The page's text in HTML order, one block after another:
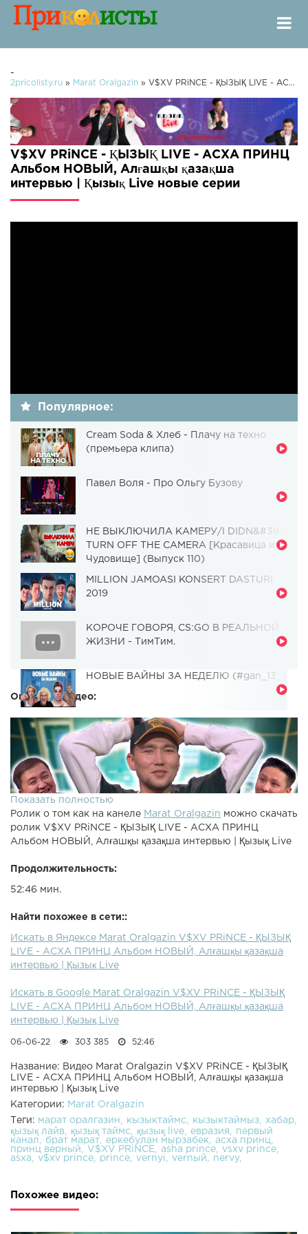
-
2pricolisty.ru » Marat Oralgazin » V$XV PRiNCE - ҚЫЗЫҚ LIVE - АСХА ПРИНЦ Альбом НОВЫЙ, Алғашқы қазақша интервью | Қызық Live
V$XV PRiNCE - ҚЫЗЫҚ LIVE - АСХА ПРИНЦ
Альбом НОВЫЙ, Алғашқы қазақша
интервью | Қызық Live новые серии
Популярное:
Cream Soda & Хлеб - Плачу на техно
(премьера клипа)
Павел Воля - Про Ольгу Бузову
НЕ ВЫКЛЮЧИЛА КАМЕРУ/I DIDN&#39;T
TURN OFF THE CAMERA [Красавица и
Чудовище] (Выпуск 110)
MILLION JAMOASI KONSERT DASTURI
2019
КОРОЧЕ ГОВОРЯ, CS:GO В РЕАЛЬНОЙ
ЖИЗНИ - ТимТим.
НОВЫЕ ВАЙНЫ ЗА НЕДЕЛЮ (#gan_13_)
Описание видео:
Показать полностью
Ролик о том как на канеле Marat Oralgazin можно скачать
ролик V$XV PRiNCE - ҚЫЗЫҚ LIVE - АСХА ПРИНЦ
Альбом НОВЫЙ, Алғашқы қазақша интервью | Қызық Live
Продолжительность:
52:46 мин.
Найти похожее в сети::
Искать в Яндексе Marat Oralgazin V$XV PRiNCE - ҚЫЗЫҚ
LIVE - АСХА ПРИНЦ Альбом НОВЫЙ, Алғашқы қазақша
интервью | Қызық Live
Искать в Google Marat Oralgazin V$XV PRiNCE - ҚЫЗЫҚ
LIVE - АСХА ПРИНЦ Альбом НОВЫЙ, Алғашқы қазақша
интервью | Қызық Live
06-06-22 303 385 52:46
Название: Видео Marat Oralgazin V$XV PRiNCE - ҚЫЗЫҚ
LIVE - АСХА ПРИНЦ Альбом НОВЫЙ, Алғашқы қазақша
интервью | Қызық Live
Категории: Marat Oralgazin
Теги: марат оралгазин кызыктаймс кызыктаймыз
хабар
қызық лайв
қызық таймс қызық live евразия
первый
канал
брат марат еркебулан мырзабек
асха принц
принц верный
V$XV PRiNCE asha prince
vsxv prince
asxa
v$xv prince prince vernyi vernый nervy
Похожее видео: